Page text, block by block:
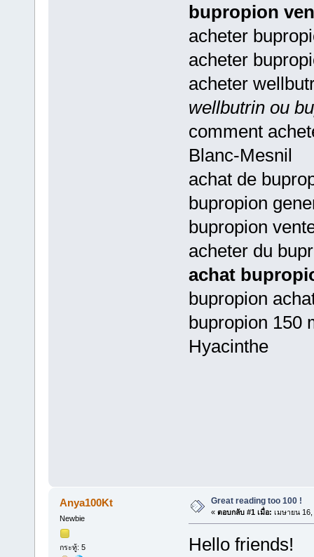
bupropion
acheter
acheter
acheter
wellbutrin ou
comment
Blanc-Mesnil
achat de
bupropion
bupropion
acheter du
achat
bupropion
bupropion 150
Hyacinthe
Anya100Kt
Newbie
กระทู้: 5
Great reading too 100 !
« ตอบกลับ #1 เมื่อ: เมษายน
Hello friends!